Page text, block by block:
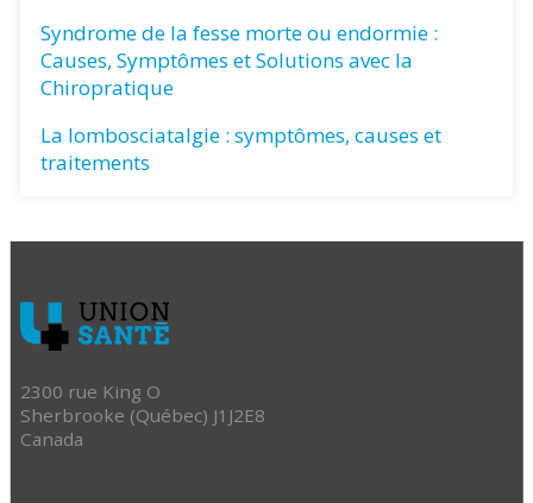
Syndrome de la fesse morte ou endormie :
Causes, Symptômes et Solutions avec la
Chiropratique
La lombosciatalgie : symptômes, causes et
traitements
2300 rue King O
Sherbrooke (Québec) J1J2E8
Canada